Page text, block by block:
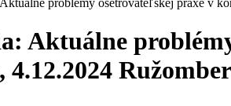
Aktuálne
4.12.2024